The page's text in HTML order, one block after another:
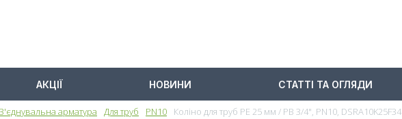
АКЦІЇ НОВИНИ СТАТТІ ТА ОГЛЯДИ
З'єднувальна арматура Для труб PN10 Коліно для труб PE 25 мм / РВ 3/4", PN10, DSRA10K25F34